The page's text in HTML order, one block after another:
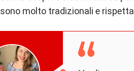
sono molto tradizionali e